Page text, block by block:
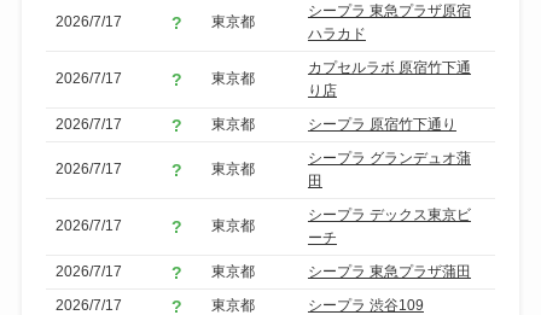
2026/7/17 東京都
シープラ 東急プラザ原宿
ハラカド
2026/7/17 東京都
カプセルラボ 原宿竹下通
り店
2026/7/17
東京都 シープラ 原宿竹下通り
2026/7/17 東京都
シープラ グランデュオ蒲
田
2026/7/17 東京都
シープラ デックス東京ビ
ーチ
2026/7/17
東京都
シープラ 東急プラザ蒲田
2026/7/17
東京都
シープラ 渋谷109